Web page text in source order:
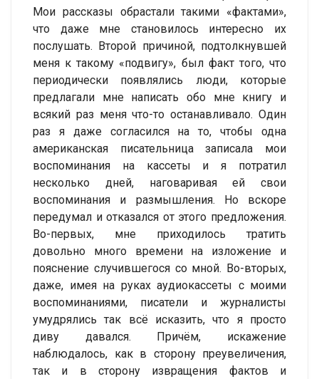
Мои рассказы обрастали такими «фактами»,
что даже мне становилось интересно их
послушать. Второй причиной, подтолкнувшей
меня к такому «подвигу», был факт того, что
периодически появлялись люди, которые
предлагали мне написать обо мне книгу и
всякий раз меня что-то останавливало. Один
раз я даже согласился на то, чтобы одна
американская писательница записала мои
воспоминания на кассеты и я потратил
несколько дней, наговаривая ей свои
воспоминания и размышления. Но вскоре
передумал и отказался от этого предложения.
Во-первых, мне приходилось тратить
довольно много времени на изложение и
пояснение случившегося со мной. Во-вторых,
даже, имея на руках аудиокассеты с моими
воспоминаниями, писатели и журналисты
умудрялись так всё исказить, что я просто
диву давался. Причём, искажение
наблюдалось, как в сторону преувеличения,
так и в сторону извращения фактов и